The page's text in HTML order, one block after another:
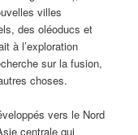
villes
des oléoducs et
à l’exploration
sur la fusion,
choses.
vers le Nord
centrale qui